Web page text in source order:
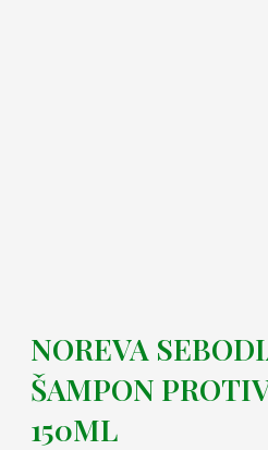
NOREVA
ŠAMPON
150ML